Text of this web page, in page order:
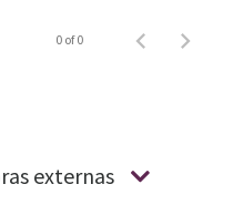
0 of 0
externas